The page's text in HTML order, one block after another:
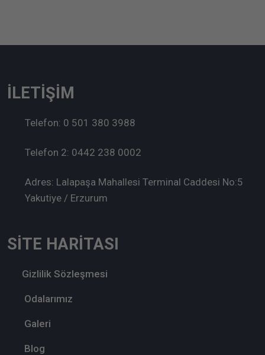
SİTE HARİTASI
Gizlilik Sözleşmesi
Odalarımız
Galeri
Blog
İLETIŞIM
Telefon: 0 501 380 3988
Telefon 2: 0442 238 0002
Adres: Lalapaşa Mahallesi Terminal Caddesi No:5
Yakutiye / Erzurum